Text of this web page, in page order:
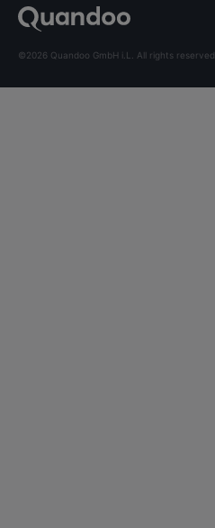
©2026 Quandoo GmbH i.L. All rights reserved